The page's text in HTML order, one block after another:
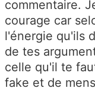
commentaire.
courage car
l'énergie qu'ils
de tes
celle qu'il te
fake et de